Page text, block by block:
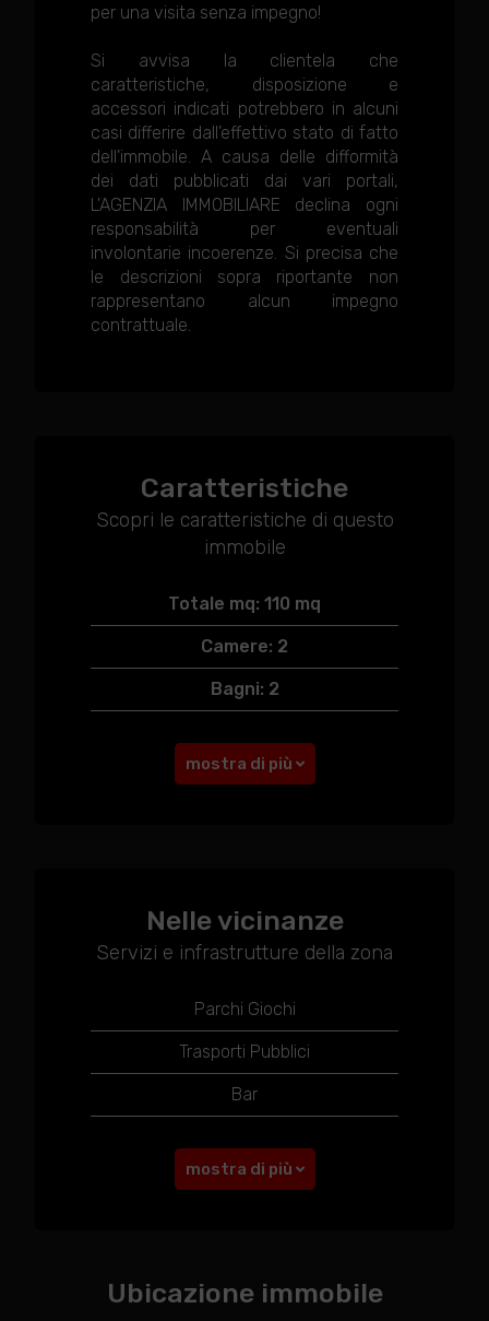
per una visita senza impegno!
Si avvisa la clientela che
caratteristiche, disposizione e
accessori indicati potrebbero in alcuni
casi differire dall'effettivo stato di fatto
dell'immobile. A causa delle difformità
dei dati pubblicati dai vari portali,
L'AGENZIA IMMOBILIARE declina ogni
responsabilità per eventuali
involontarie incoerenze. Si precisa che
le descrizioni sopra riportante non
rappresentano alcun impegno
contrattuale.
Caratteristiche
Scopri le caratteristiche di questo
immobile
Totale mq: 110 mq
Camere: 2
Bagni: 2
mostra di più
Nelle vicinanze
Servizi e infrastrutture della zona
Parchi Giochi
Trasporti Pubblici
Bar
mostra di più
Ubicazione immobile